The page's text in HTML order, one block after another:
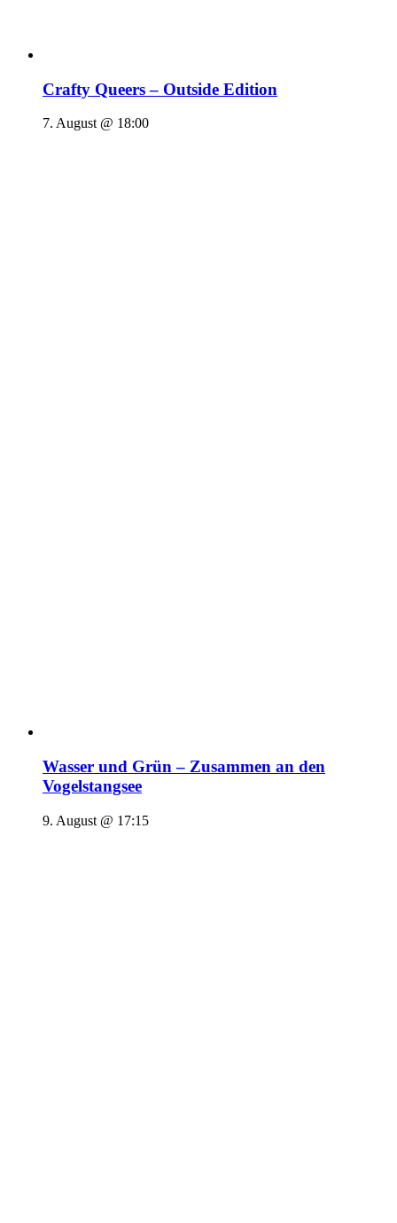
Crafty Queers – Outside Edition
7. August @ 18:00
Wasser und Grün – Zusammen an den
Vogelstangsee
9. August @ 17:15